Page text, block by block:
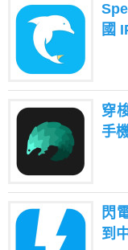
國
穿
手
閃
到